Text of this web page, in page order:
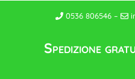
0536 806546 –
Spedizione